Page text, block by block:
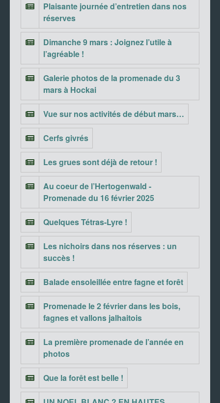
Plaisante journée d’entretien dans nos
réserves
Dimanche 9 mars : Joignez l’utile à
l’agréable !
Galerie photos de la promenade du 3
mars à Hockai
Vue sur nos activités de début mars…
Cerfs givrés
Les grues sont déjà de retour !
Au coeur de l’Hertogenwald -
Promenade du 16 février 2025
Quelques Tétras-Lyre !
Les nichoirs dans nos réserves : un
succès !
Balade ensoleillée entre fagne et forêt
Promenade le 2 février dans les bois,
fagnes et vallons jalhaitois
La première promenade de l’année en
photos
Que la forêt est belle !